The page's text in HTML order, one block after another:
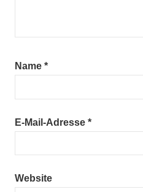
Name *
E-Mail-Adresse *
Website